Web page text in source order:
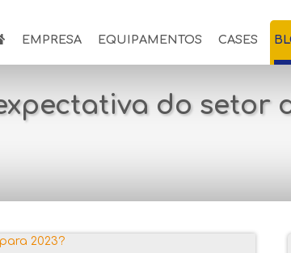
EMPRESA EQUIPAMENTOS CASES
do setor